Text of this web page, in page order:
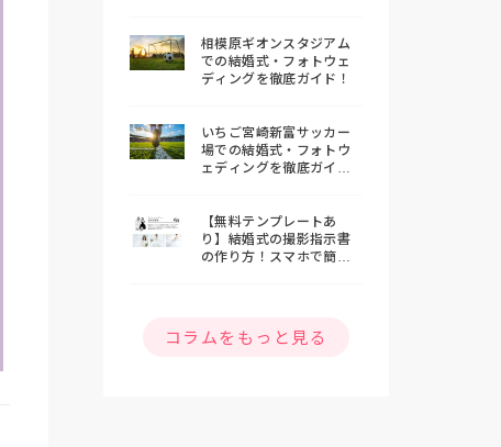
相模原ギオンスタジアム
での結婚式・フォトウェ
ディングを徹底ガイド！
いちご宮崎新富サッカー
場での結婚式・フォトウ
ェディングを徹底ガイ
【無料テンプレートあ
り】結婚式の撮影指示書
の作り方！スマホで簡単
コラムをもっと見る